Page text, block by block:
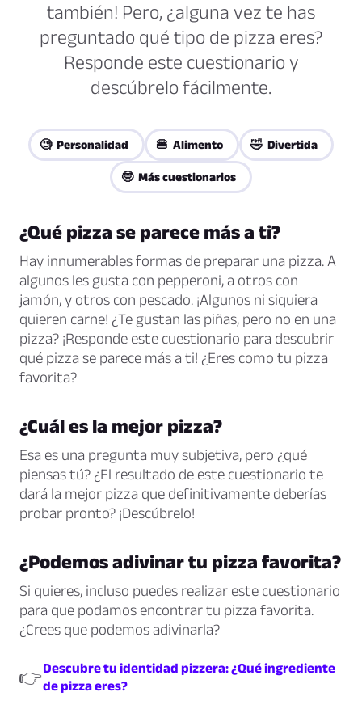
también! Pero, ¿alguna vez te has
preguntado qué tipo de pizza eres?
Responde este cuestionario y
descúbrelo fácilmente.
🧐 Personalidad 🍔 Alimento 🤣 Divertida
🤓 Más cuestionarios
¿Qué pizza se parece más a ti?
Hay innumerables formas de preparar una pizza. A
algunos les gusta con pepperoni, a otros con
jamón, y otros con pescado. ¡Algunos ni siquiera
quieren carne! ¿Te gustan las piñas, pero no en una
pizza? ¡Responde este cuestionario para descubrir
qué pizza se parece más a ti! ¿Eres como tu pizza
favorita?
¿Cuál es la mejor pizza?
Esa es una pregunta muy subjetiva, pero ¿qué
piensas tú? ¿El resultado de este cuestionario te
dará la mejor pizza que definitivamente deberías
probar pronto? ¡Descúbrelo!
¿Podemos adivinar tu pizza favorita?
Si quieres, incluso puedes realizar este cuestionario
para que podamos encontrar tu pizza favorita.
¿Crees que podemos adivinarla?
👉 Descubre tu identidad pizzera: ¿Qué ingrediente
de pizza eres?